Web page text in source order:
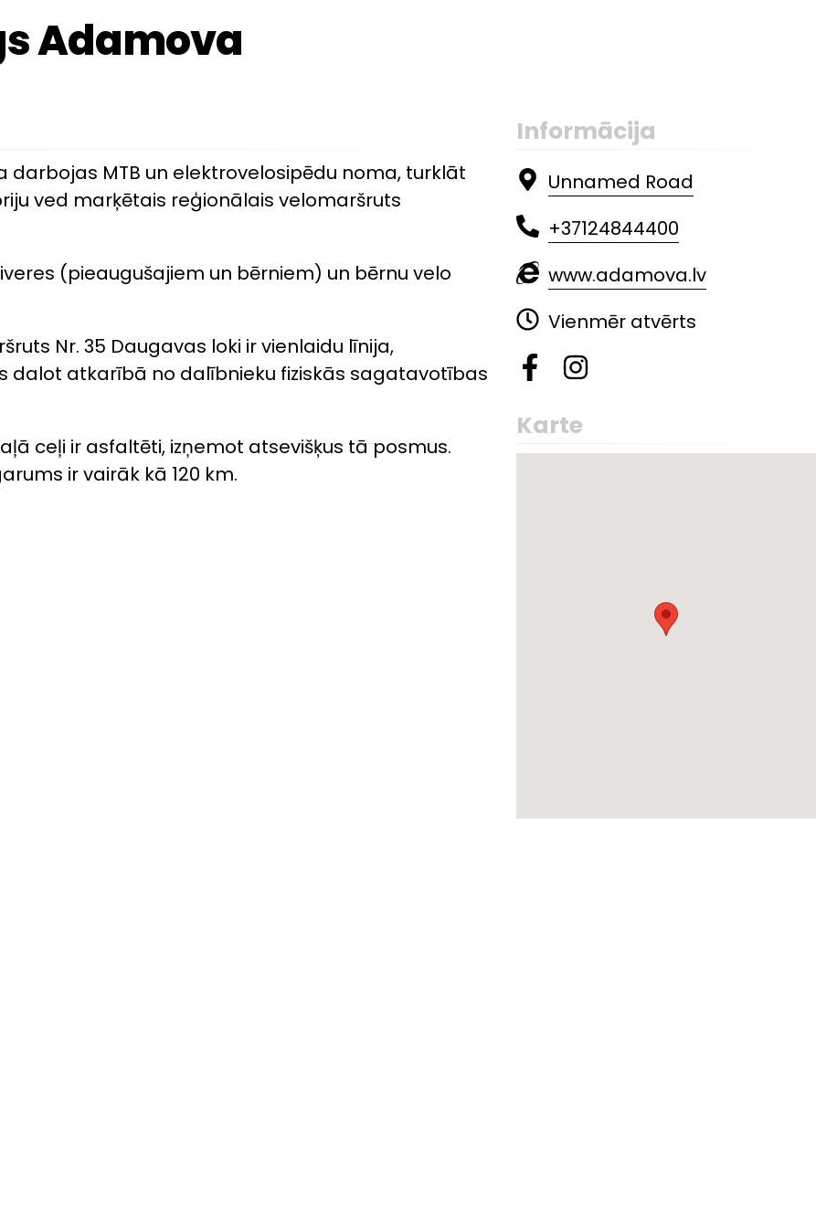
Adamova
darbojas MTB un elektrovelosipēdu noma, turklāt
ved marķētais reģionālais velomaršruts
(pieaugušajiem un bērniem) un bērnu velo
Nr. 35 Daugavas loki ir vienlaidu līnija,
dalot atkarībā no dalībnieku fiziskās sagatavotības
ceļi ir asfaltēti, izņemot atsevišķus tā posmus.
ir vairāk kā 120 km.
Informācija
Unnamed Road
+37124844400
www.adamova.lv
Vienmēr atvērts
Karte